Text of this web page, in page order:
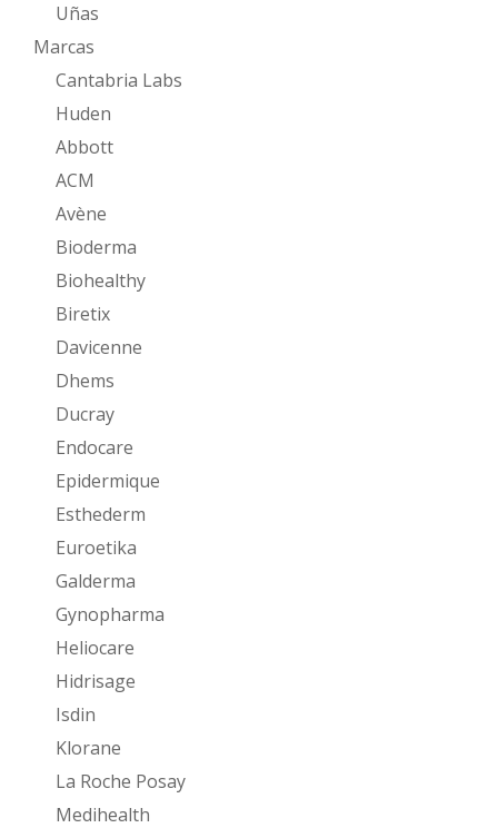
Uñas
Marcas
Cantabria Labs
Huden
Abbott
ACM
Avène
Bioderma
Biohealthy
Biretix
Davicenne
Dhems
Ducray
Endocare
Epidermique
Esthederm
Euroetika
Galderma
Gynopharma
Heliocare
Hidrisage
Isdin
Klorane
La Roche Posay
Medihealth